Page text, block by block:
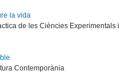
la vida
de les Ciències Experimentals i
Contemporània